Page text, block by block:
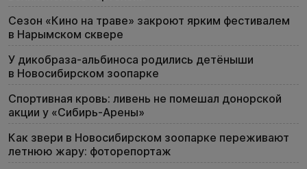
Сезон «Кино на траве» закроют ярким фестивалем
в Нарымском сквере
У дикобраза-альбиноса родились детёныши
в Новосибирском зоопарке
Спортивная кровь: ливень не помешал донорской
акции у «Сибирь-Арены»
Как звери в Новосибирском зоопарке переживают
летнюю жару: фоторепортаж